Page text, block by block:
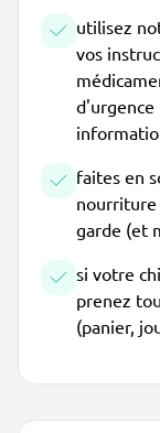
utilisez
vos
d'urgence
faites en
nourriture
garde (et
si votre
prenez
(panier,